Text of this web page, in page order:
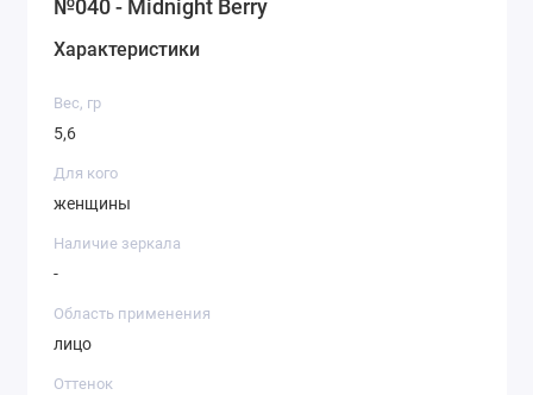
маленькой дорожной косметички и дамской
сумочки.
№040 - Midnight Berry
Характеристики
Вес, гр
5,6
Для кого
женщины
Наличие зеркала
-
Область применения
лицо
Оттенок